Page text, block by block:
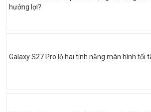
hưởng lợi?
Galaxy S27 Pro lộ hai tính năng màn hình tối